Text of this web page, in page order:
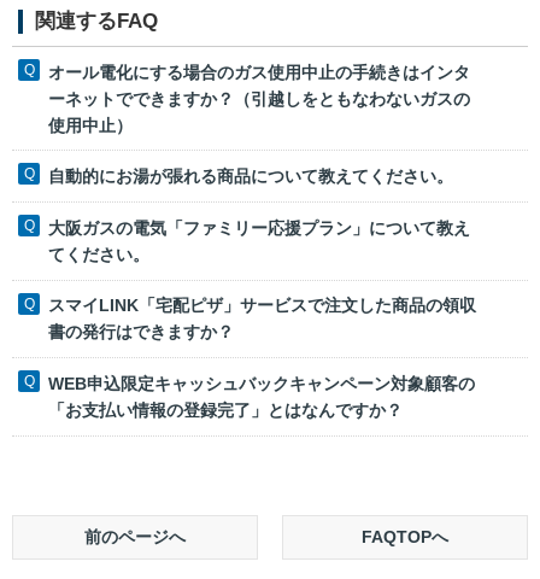
関連するFAQ
オール電化にする場合のガス使用中止の手続きはインタ
ーネットでできますか？（引越しをともなわないガスの
使用中止）
自動的にお湯が張れる商品について教えてください。
大阪ガスの電気「ファミリー応援プラン」について教え
てください。
スマイLINK「宅配ピザ」サービスで注文した商品の領収
書の発行はできますか？
WEB申込限定キャッシュバックキャンペーン対象顧客の
「お支払い情報の登録完了」とはなんですか？
前のページへ FAQTOPへ